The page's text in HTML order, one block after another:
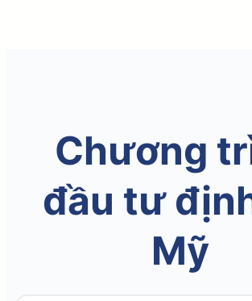
Chương
đầu tư
Mỹ